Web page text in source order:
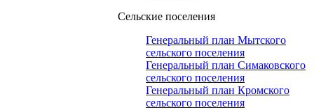
Сельские поселения
Генеральный план Мытского
сельского поселения
Генеральный план Симаковского
сельского поселения
Генеральный план Кромского
сельского поселения